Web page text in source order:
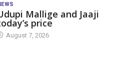
Mallige and Jaaji
price
August 7, 2026